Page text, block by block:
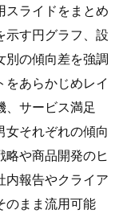
スライドをまとめ
示す円グラフ、設
別の傾向差を強調
あらかじめレイ
、サービス満足
女それぞれの傾向
略や商品開発のヒ
内報告やクライア
のまま流用可能